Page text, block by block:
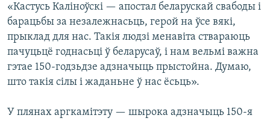
«Кастусь Каліноўскі — апостал беларускай свабоды і
барацьбы за незалежнасьць, герой на ўсе вякі,
прыклад для нас. Такія людзі менавіта ствараюць
пачуцьцё годнасьці ў беларусаў, і нам вельмі важна
гэтае 150-годзьдзе адзначыць прыстойна. Думаю,
што такія сілы і жаданьне ў нас ёсьць».
У плянах аргкамітэту — шырока адзначыць 150-я